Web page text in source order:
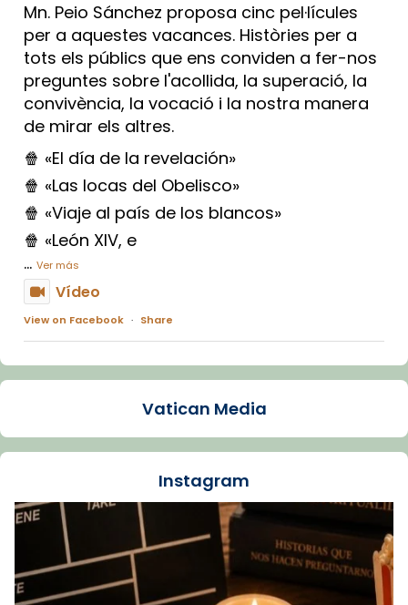
Mn. Peio Sánchez proposa cinc pel·lícules
per a aquestes vacances. Històries per a
tots els públics que ens conviden a fer-nos
preguntes sobre l'acollida, la superació, la
convivència, la vocació i la nostra manera
de mirar els altres.
🍿 «El día de la revelación»
🍿 «Las locas del Obelisco»
🍿 «Viaje al país de los blancos»
🍿 «León XIV, e
... Ver más
Vídeo
View on Facebook · Share
Arquebisbat de Barcelona
La Carmina va patir depressió. Fa gairebé
dos mesos, a l'Estadi Lluís Companys, la
Recupera l'entrevista comp
Vatican
tican News 👇
www.vaticannews.va/es/iglesia/news/2026-
07/carmina-historia-depresion-papa-viaje-
Vatican Media
Instagram